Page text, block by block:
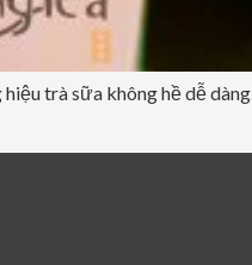
trà sữa không hề dễ dàng.